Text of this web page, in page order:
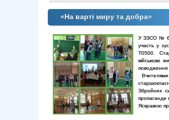
«На варті миру та добра»
У ЗЗСО № 6
участь у
Т0500.
військове
поводження
Збройних
пропаганди
Яскравою